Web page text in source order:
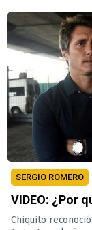
SERGIO ROMERO
VIDEO: ¿Por
Chiquito